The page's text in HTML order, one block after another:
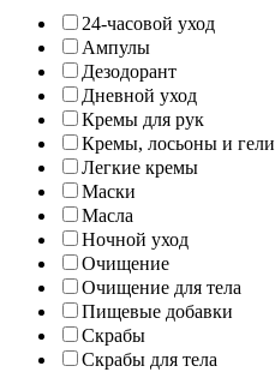
24-часовой уход
Ампулы
Дезодорант
Дневной уход
Кремы для рук
Кремы, лосьоны и гели
Легкие кремы
Маски
Масла
Ночной уход
Очищение
Очищение для тела
Пищевые добавки
Скрабы
Скрабы для тела